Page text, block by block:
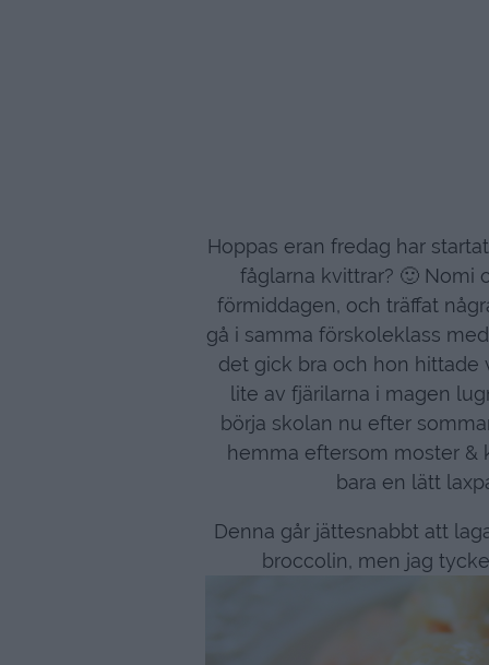
Hoppas eran fredag har
fåglarna kvittrar? 🙂 Nomi
förmiddagen, och träffat
gå i samma förskoleklass
det gick bra och hon hittade
lite av fjärilarna i magen
börja skolan nu efter
hemma eftersom moster &
bara en lätt
Denna går jättesnabbt att
broccolin, men jag